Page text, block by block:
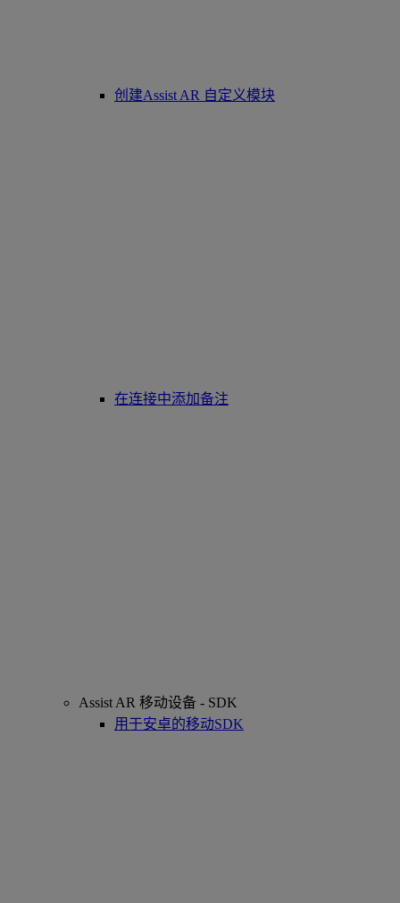
创建Assist AR 自定义模块
在连接中添加备注
Assist AR 移动设备 - SDK
用于安卓的移动SDK